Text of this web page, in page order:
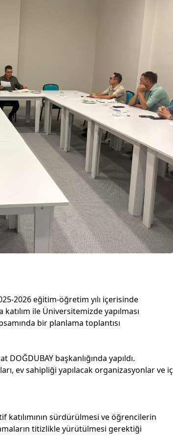
2026 eğitim-öğretim yılı içerisinde
ile Üniversitemizde yapılması
bir planlama toplantısı
başkanlığında yapıldı.
ev sahipliği yapılacak organizasyonlar ve iç
katılımının sürdürülmesi ve öğrencilerin
titizlikle yürütülmesi gerektiği